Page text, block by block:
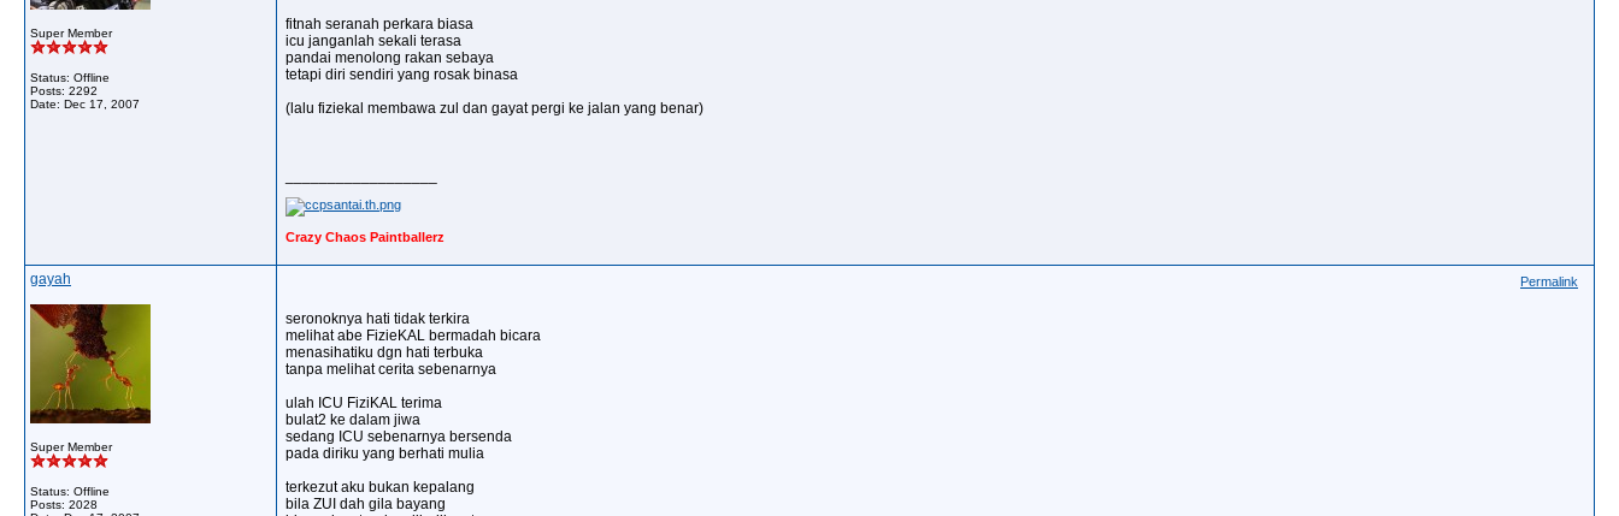
Super Member
Status: Offline
Posts: 2292
Date: Dec 17, 2007
fitnah seranah perkara biasa
icu janganlah sekali terasa
pandai menolong rakan sebaya
tetapi diri sendiri yang rosak binasa
(lalu fiziekal membawa zul dan gayat pergi ke jalan yang benar)
Crazy Chaos Paintballerz
gayah
Super Member
Status: Offline
Posts: 2028
Permalink
seronoknya hati tidak terkira
melihat abe FizieKAL bermadah bicara
menasihatiku dgn hati terbuka
tanpa melihat cerita sebenarnya
ulah ICU FiziKAL terima
bulat2 ke dalam jiwa
sedang ICU sebenarnya bersenda
pada diriku yang berhati mulia
terkezut aku bukan kepalang
bila ZUI dah gila bayang